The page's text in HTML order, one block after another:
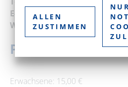
E-Mail:
Web:
www.bs-museum-
Preise
Erwachsene: 15,00 €
ALLEN
ZUSTIMMEN
NUR